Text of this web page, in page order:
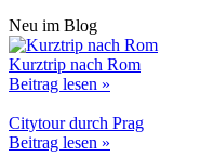
Neu im Blog
Kurztrip nach Rom
Beitrag lesen »
Citytour durch Prag
Beitrag lesen »